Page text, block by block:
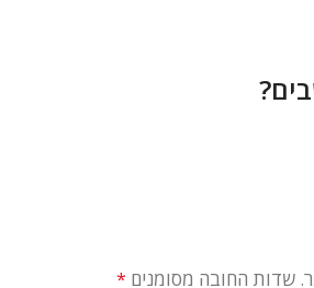
שדות החובה מסומנים *